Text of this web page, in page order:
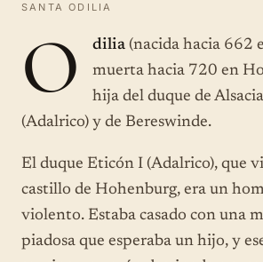
SANTA ODILIA
O dilia (nacida hacia 662
muerta hacia 720 en
hija del duque de
(Adalrico) y de Bereswinde.
El duque Eticón I (Adalrico), que
castillo de Hohenburg, era un
violento. Estaba casado con una
piadosa que esperaba un hijo, y